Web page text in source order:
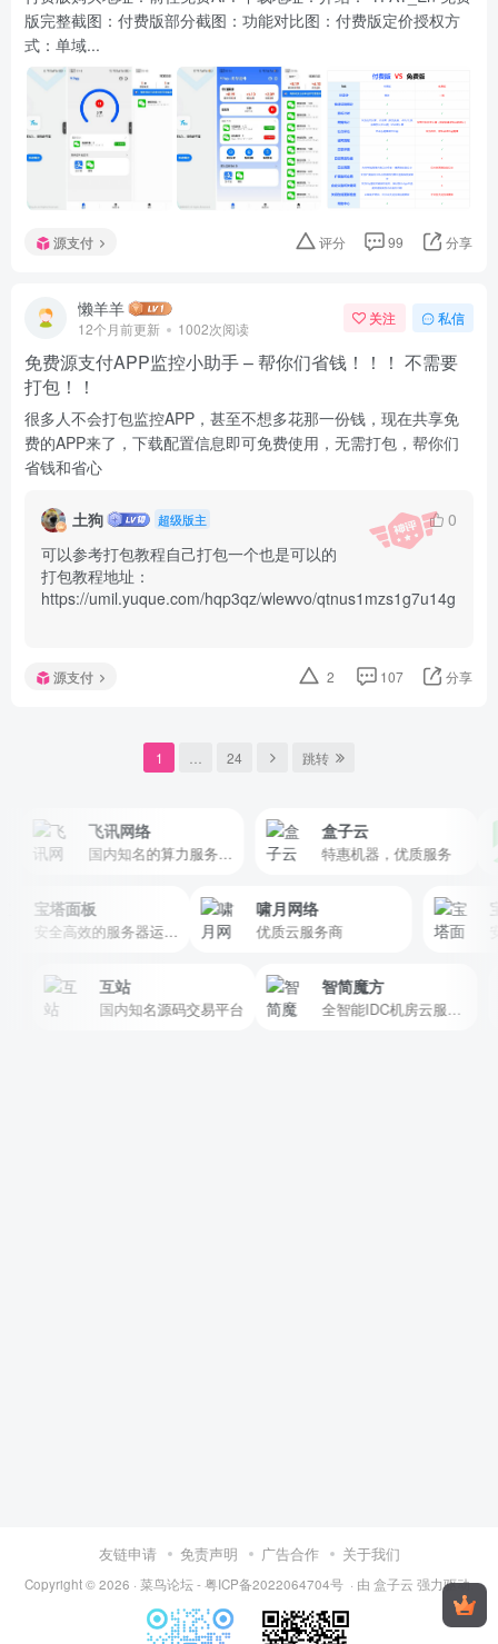
版完整截图：付费版部分截图：功能对比图：付费版定价授权方
式：单域...
源支付 评分 99 分享
懒羊羊
12个月前更新 1002次阅读
关注 私信
免费源支付APP监控小助手 – 帮你们省钱！！！ 不需要
打包！！
很多人不会打包监控APP，甚至不想多花那一份钱，现在共享免
费的APP来了，下载配置信息即可免费使用，无需打包，帮你们
省钱和省心
土狗 超级版主
0
可以参考打包教程自己打包一个也是可以的
打包教程地址：
https://umil.yuque.com/hqp3qz/wlewvo/qtnus1mzs1g7u14g
源支付 2 107 分享
1 24 跳转
飞讯网络
国内知名的算力服务、互联网安全服务的电信增值业务运营商
盒子云
特惠机器，优质服务
宝塔面板 啸月网络
优质云服务商
互站
国内知名源码交易平台
智简魔方
全智能IDC机房云服务器管理软件
友链申请 免责声明 广告合作 关于我们
Copyright © 2026 · 菜鸟论坛-粤ICP备2022064704号 · 由 盒子云 强力驱动.